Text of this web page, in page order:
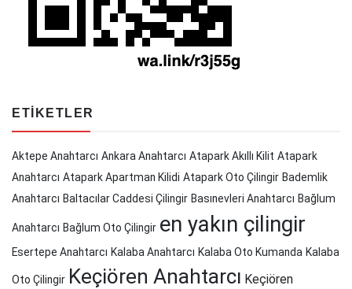
ETIKETLER
Aktepe Anahtarcı Ankara Anahtarcı Atapark Akıllı Kilit Atapark
Anahtarcı Atapark Apartman Kilidi Atapark Oto Çilingir Bademlik
Anahtarcı Baltacılar Caddesi Çilingir Basınevleri Anahtarcı Bağlum
Anahtarcı Bağlum Oto Çilingir en yakın çilingir
Esertepe Anahtarcı Kalaba Anahtarcı Kalaba Oto Kumanda Kalaba
Oto Çilingir Keçiören Anahtarcı Keçiören